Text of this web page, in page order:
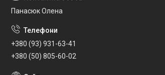
Панасюк Олена
+380 (93) 931-63-41
+380 (50) 805-60-02